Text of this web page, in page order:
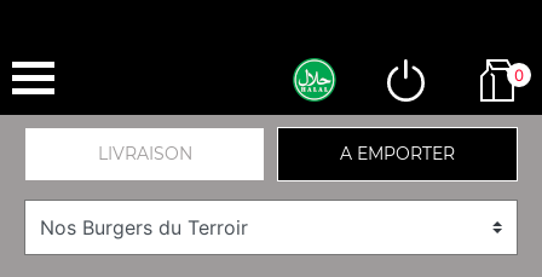
0
LIVRAISON A EMPORTER